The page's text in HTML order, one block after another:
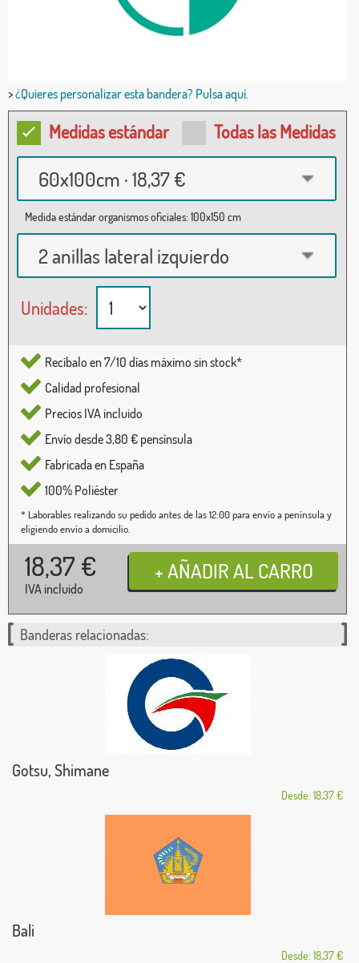
>¿Quieres personalizar esta bandera? Pulsa aquí.
Medidas estándar Todas las Medidas
60x100cm · 18,37 €
Medida estándar organismos oficiales: 100x150 cm
2 anillas lateral izquierdo
Unidades:
Recíbalo en 7/10 días máximo sin stock*
Calidad profesional
Precios IVA incluido
Envío desde 3,80 € pensínsula
Fabricada en España
100% Poliéster
* Laborables realizando su pedido antes de las 12:00 para envío a península y
eligiendo envío a domicilio.
18,37 €
IVA incluido
Banderas relacionadas:
Gotsu, Shimane
Desde: 18,37 €
Bali
Desde: 18,37 €